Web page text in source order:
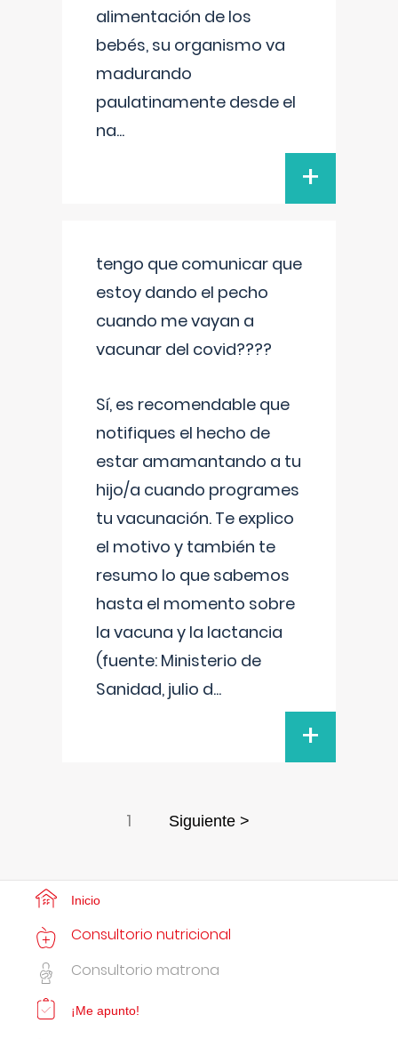
alimentación de los
bebés, su organismo va
madurando
paulatinamente desde el
na...
+
tengo que comunicar que
estoy dando el pecho
cuando me vayan a
vacunar del covid????
Sí, es recomendable que
notifiques el hecho de
estar amamantando a tu
hijo/a cuando programes
tu vacunación. Te explico
el motivo y también te
resumo lo que sabemos
hasta el momento sobre
la vacuna y la lactancia
(fuente: Ministerio de
Sanidad, julio d...
+
1 Siguiente >
Inicio
Consultorio nutricional
Consultorio matrona
¡Me apunto!